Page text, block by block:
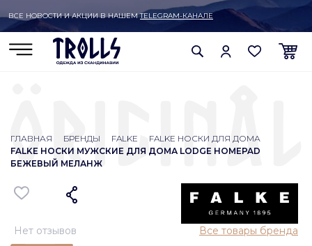
ВСЕ НОВОСТИ И АКЦИИ В НАШЕМTELEGRAM-КАНАЛЕ
ГЛАВНАЯ БРЕНДЫ FALKE
FALKE НОСКИ ДЛЯ ДОМА
FALKE НОСКИ МУЖСКИЕ ДЛЯ ДОМА LODGE HOMEPAD
БЕЖЕВЫЙ МЕЛАНЖ
Нет отзывов
Все товары бренда